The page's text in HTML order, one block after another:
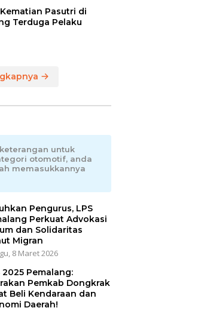
Pasutri di
Terduga Pelaku
untuk
otomotif, anda
memasukkannya
Pengurus, LPS
Perkuat Advokasi
dan Solidaritas
Migran
8 Maret 2026
2025 Pemalang:
Pemkab Dongkrak
Beli Kendaraan dan
Daerah!